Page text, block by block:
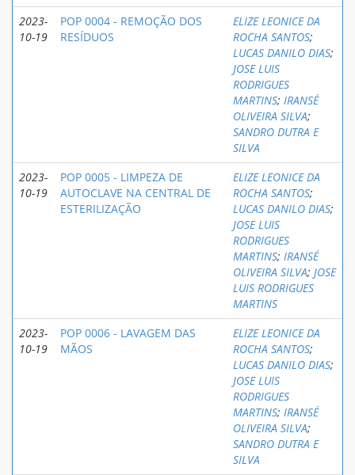
2023-
10-19
POP 0004 - REMOÇÃO DOS
RESÍDUOS
ELIZE LEONICE DA
ROCHA SANTOS;
LUCAS DANILO DIAS;
JOSE LUIS
RODRIGUES
MARTINS; IRANSÉ
OLIVEIRA SILVA;
SANDRO DUTRA E
SILVA
2023-
10-19
POP 0005 - LIMPEZA DE
AUTOCLAVE NA CENTRAL DE
ESTERILIZAÇÃO
ELIZE LEONICE DA
ROCHA SANTOS;
LUCAS DANILO DIAS;
JOSE LUIS
RODRIGUES
MARTINS; IRANSÉ
OLIVEIRA SILVA; JOSE
LUIS RODRIGUES
MARTINS
2023-
10-19
POP 0006 - LAVAGEM DAS
MÃOS
ELIZE LEONICE DA
ROCHA SANTOS;
LUCAS DANILO DIAS;
JOSE LUIS
RODRIGUES
MARTINS; IRANSÉ
OLIVEIRA SILVA;
SANDRO DUTRA E
SILVA